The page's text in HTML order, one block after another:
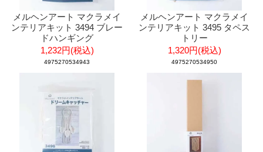
メルヘンアート マクラメイ
ンテリアキット 3494 ブレー
ドハンギング
1,232円(税込)
4975270534943
メルヘンアート マクラメイ
ンテリアキット 3495 タペス
トリー
1,320円(税込)
4975270534950